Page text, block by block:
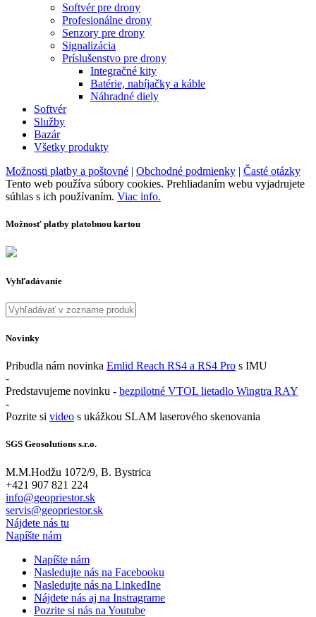
Softvér pre drony
Profesionálne drony
Senzory pre drony
Signalizácia
Príslušenstvo pre drony
Integračné kity
Batérie, nabíjačky a káble
Náhradné diely
Softvér
Služby
Bazár
Všetky produkty
Možnosti platby a poštovné | Obchodné podmienky | Časté otázky
Tento web používa súbory cookies. Prehliadaním webu vyjadrujete
súhlas s ich používaním. Viac info.
Možnosť platby platobnou kartou
Vyhľadávanie
Novinky
Pribudla nám novinka Emlid Reach RS4 a RS4 Pro s IMU
-
Predstavujeme novinku - bezpilotné VTOL lietadlo Wingtra RAY
-
Pozrite si video s ukážkou SLAM laserového skenovania
SGS Geosolutions s.r.o.
M.M.Hodžu 1072/9, B. Bystrica
+421 907 821 224
info@geopriestor.sk
servis@geopriestor.sk
Nájdete nás tu
Napíšte nám
Napíšte nám
Nasledujte nás na Facebooku
Nasledujte nás na LinkedIne
Nájdete nás aj na Instragrame
Pozrite si nás na Youtube